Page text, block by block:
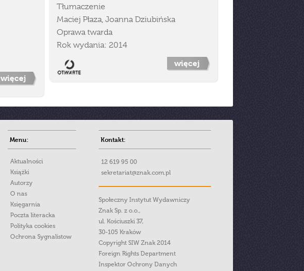
więcej
Tłumaczenie
Maciej Płaza, Joanna Dziubińska
Oprawa twarda
Rok wydania: 2014
więcej
Menu:
Aktualności
Książki
Autorzy
O nas
Księgarnia
Poczta literacka
Polityka cookies
Ochrona Sygnalistow
Kontakt:
12 619 95 00
sekretariat@znak.com.pl
Społeczny Instytut Wydawniczy
Znak Sp. z o.o.,
ul. Kościuszki 37,
30-105 Kraków
Copyright SIW Znak 2014
Foreign Rights Department
Inspektor Ochrony Danych